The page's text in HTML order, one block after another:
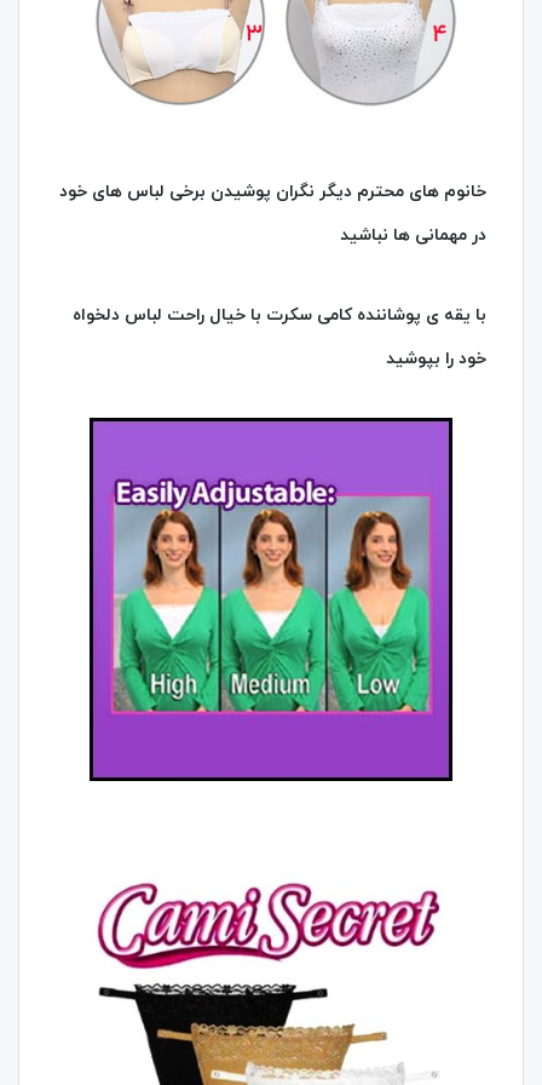
خانوم های محترم دیگر نگران پوشیدن برخی لباس های خود
در مهمانی ها نباشید
با یقه ی پوشاننده کامی سکرت با خیال راحت لباس دلخواه
خود را بپوشید